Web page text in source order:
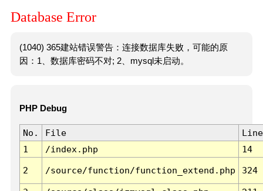
Database Error
(1040) 365建站错误警告：连接数据库失败，可能的原
因：1、数据库密码不对; 2、mysql未启动。
PHP Debug
No. File
Line
1
/index.php 14
2 /source/function/function_extend.php 324